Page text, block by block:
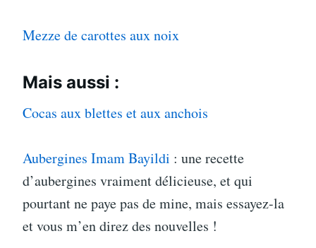
Mezze de carottes aux noix
Mais aussi :
Cocas aux blettes et aux anchois
Aubergines Imam Bayildi : une recette
d’aubergines vraiment délicieuse, et qui
pourtant ne paye pas de mine, mais essayez-la
et vous m’en direz des nouvelles !